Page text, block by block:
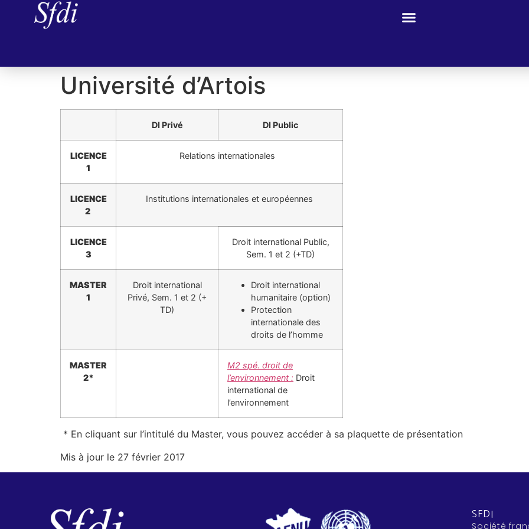
Université d’Artois
DI Privé DI Public
LICENCE
1
Relations internationales
LICENCE
2
Institutions internationales et européennes
LICENCE
3
Droit international Public,
Sem. 1 et 2 (+TD)
MASTER
1
Droit international
Privé, Sem. 1 et 2 (+
TD)
Droit international
humanitaire (option)
Protection
internationale des
droits de l’homme
MASTER
2*
M2 spé. droit de
l’environnement : Droit
international de
l’environnement
* En cliquant sur l’intitulé du Master, vous pouvez accéder à sa plaquette de présentation
Mis à jour le 27 février 2017
SFDI
Société